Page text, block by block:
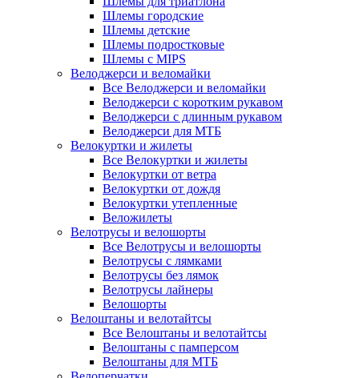
Шлемы городские
Шлемы детские
Шлемы подростковые
Шлемы с MIPS
Велоджерси и веломайки
Все Велоджерси и веломайки
Велоджерси с коротким рукавом
Велоджерси с длинным рукавом
Велоджерси для МТБ
Велокуртки и жилеты
Все Велокуртки и жилеты
Велокуртки от ветра
Велокуртки от дождя
Велокуртки утепленные
Веложилеты
Велотрусы и велошорты
Все Велотрусы и велошорты
Велотрусы с лямками
Велотрусы без лямок
Велотрусы лайнеры
Велошорты
Велоштаны и велотайтсы
Все Велоштаны и велотайтсы
Велоштаны с памперсом
Велоштаны для МТБ